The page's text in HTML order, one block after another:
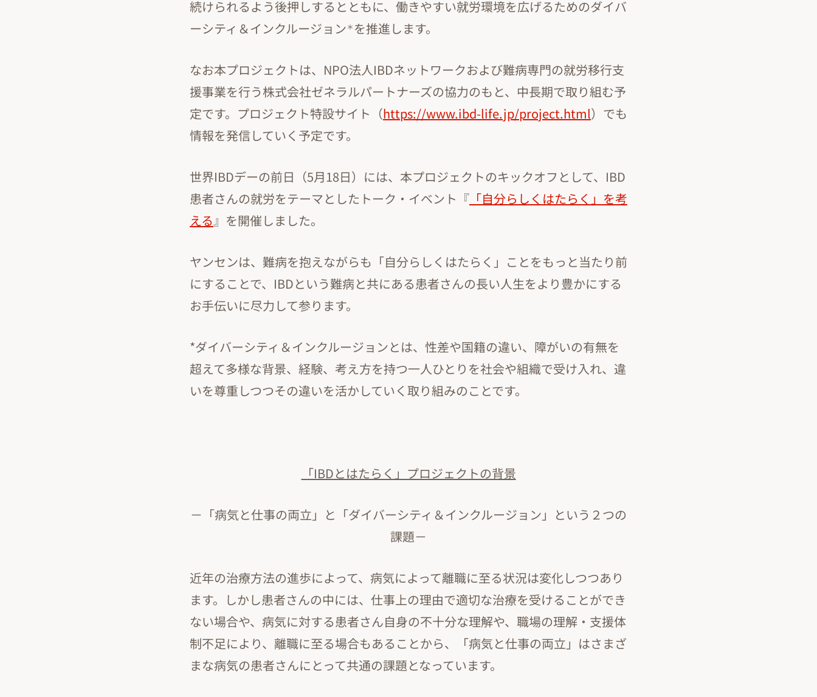
続けられるよう後押しするとともに、働きやすい就労環境を広げるためのダイバ
ーシティ＆インクルージョン＊ を推進します。
なお本プロジェクトは、NPO法人IBDネットワークおよび難病専門の就労移行支
援事業を行う株式会社ゼネラルパートナーズの協力のもと、中長期で取り組む予
定です。プロジェクト特設サイト（https://www.ibd-life.jp/project.html）でも
情報を発信していく予定です。
世界IBDデーの前日（5月18日）には、本プロジェクトのキックオフとして、IBD
患者さんの就労をテーマとしたトーク・イベント『 「自分らしくはたらく」を考
える』を開催しました。
ヤンセンは、難病を抱えながらも「自分らしくはたらく」ことをもっと当たり前
にすることで、IBDという難病と共にある患者さんの長い人生をより豊かにする
お手伝いに尽力して参ります。
*ダイバーシティ＆インクルージョンとは、性差や国籍の違い、障がいの有無を
超えて多様な背景、経験、考え方を持つ一人ひとりを社会や組織で受け入れ、違
いを尊重しつつその違いを活かしていく取り組みのことです。
「IBDとはたらく」プロジェクトの背景
－「病気と仕事の両立」と「ダイバーシティ＆インクルージョン」という２つの
課題－
近年の治療方法の進歩によって、病気によって離職に至る状況は変化しつつあり
ます。しかし患者さんの中には、仕事上の理由で適切な治療を受けることができ
ない場合や、病気に対する患者さん自身の不十分な理解や、職場の理解・支援体
制不足により、離職に至る場合もあることから、「病気と仕事の両立」はさまざ
まな病気の患者さんにとって共通の課題となっています。